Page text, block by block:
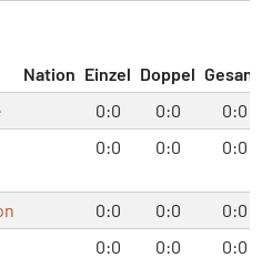
Nation Einzel Doppel Gesamt
0:0 0:0
0:0
0:0 0:0 0:0
0:0 0:0
0:0
0:0 0:0 0:0